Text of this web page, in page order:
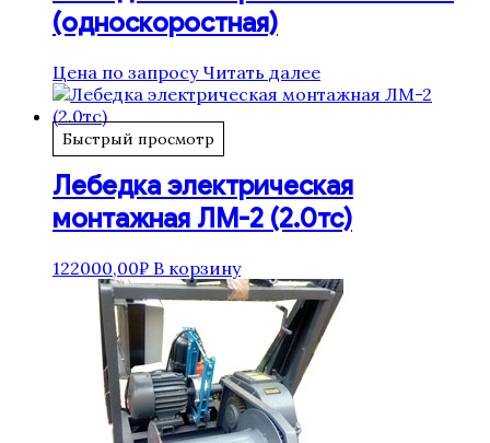
(односкоростная)
Цена по запросу Читать далее
Быстрый просмотр
Лебедка электрическая
монтажная ЛМ-2 (2.0тс)
122000,00₽ В корзину